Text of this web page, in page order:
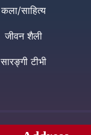
कला/साहित्य
जीवन शैली
सारङ्गी टीभी